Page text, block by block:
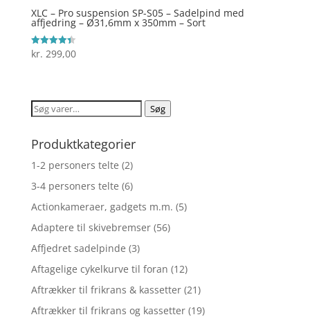
XLC – Pro suspension SP-S05 – Sadelpind med
affjedring – Ø31,6mm x 350mm – Sort
Vurderet
4.4
kr. 299,00
Søg
Søg
Produktkategorier
1-2 personers telte (2)
3-4 personers telte (6)
Actionkameraer, gadgets m.m. (5)
Adaptere til skivebremser (56)
Affjedret sadelpinde (3)
Aftagelige cykelkurve til foran (12)
Aftrækker til frikrans & kassetter (21)
Aftrækker til frikrans og kassetter (19)